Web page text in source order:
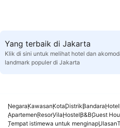
Yang terbaik di Jakarta
Klik di sini untuk melihat hotel dan
landmark populer di Jakarta
NegaraKawasanKotaDistrikBandaraHotel
ApartemenResorVilaHostelB&BGuest
Tempat istimewa untuk menginapUlasan